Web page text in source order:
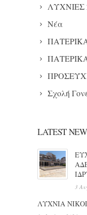
ΛΥΧΝΙΕΣ
Νέα
Σχολή
LATEST
3
ΛΥΧΝΙΑ